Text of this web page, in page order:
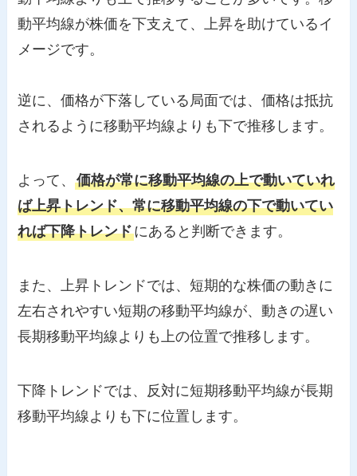
動平均線が株価を下支えて、上昇を助けているイ
メージです。
逆に、価格が下落している局面では、価格は抵抗
されるように移動平均線よりも下で推移します。
よって、価格が常に移動平均線の上で動いていれ
ば上昇トレンド、常に移動平均線の下で動いてい
れば下降トレンドにあると判断できます。
また、上昇トレンドでは、短期的な株価の動きに
左右されやすい短期の移動平均線が、動きの遅い
長期移動平均線よりも上の位置で推移します。
下降トレンドでは、反対に短期移動平均線が長期
移動平均線よりも下に位置します。